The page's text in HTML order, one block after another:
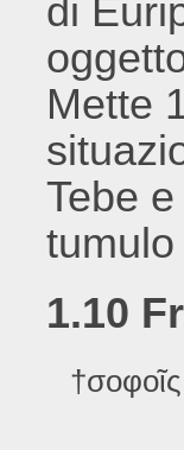
di
Mette
Tebe
1.10